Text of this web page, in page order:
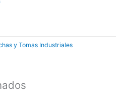
y Tomas Industriales